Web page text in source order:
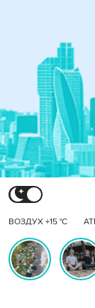
ВОЗДУХ +15 °C